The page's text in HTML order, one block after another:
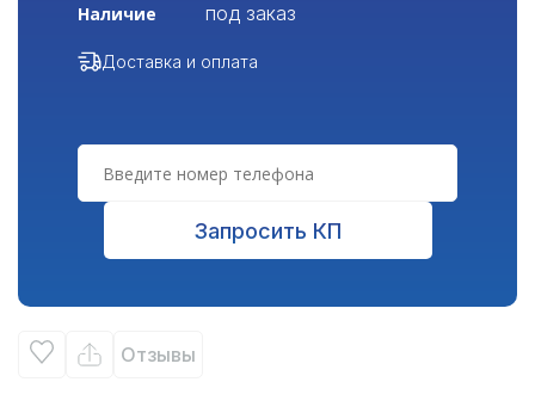
Наличие под заказ
Доставка и оплата
Запросить КП
Отзывы